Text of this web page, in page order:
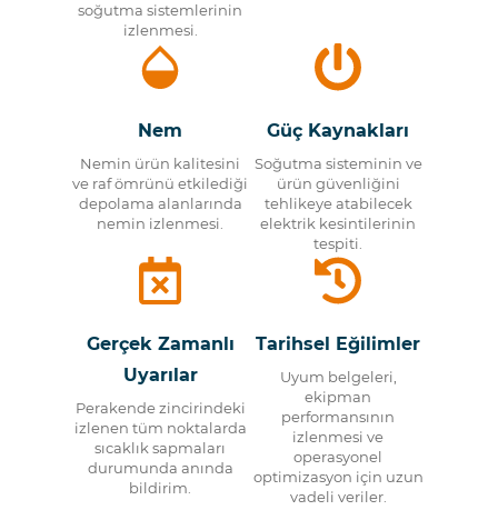
soğutma sistemlerinin
izlenmesi.
Nem
Nemin ürün kalitesini
ve raf ömrünü etkilediği
depolama alanlarında
nemin izlenmesi.
Güç Kaynakları
Soğutma sisteminin ve
ürün güvenliğini
tehlikeye atabilecek
elektrik kesintilerinin
tespiti.
Gerçek Zamanlı
Uyarılar
Perakende zincirindeki
izlenen tüm noktalarda
sıcaklık sapmaları
durumunda anında
bildirim.
Tarihsel Eğilimler
Uyum belgeleri,
ekipman
performansının
izlenmesi ve
operasyonel
optimizasyon için uzun
vadeli veriler.